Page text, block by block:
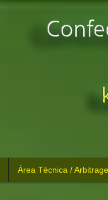
Área Técnica /